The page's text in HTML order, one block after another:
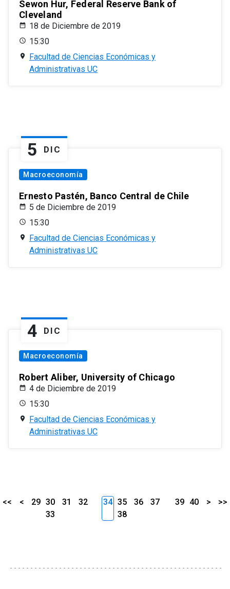
Sewon Hur, Federal Reserve Bank of
Cleveland
18 de Diciembre de 2019
15:30
Facultad de Ciencias Económicas y
Administrativas UC
5 DIC
Macroeconomía
Ernesto Pastén, Banco Central de Chile
5 de Diciembre de 2019
15:30
Facultad de Ciencias Económicas y
Administrativas UC
4 DIC
Macroeconomía
Robert Aliber, University of Chicago
4 de Diciembre de 2019
15:30
Facultad de Ciencias Económicas y
Administrativas UC
<< < 29 30 31
32
33
34 35 36
37
38
39 40 > >>